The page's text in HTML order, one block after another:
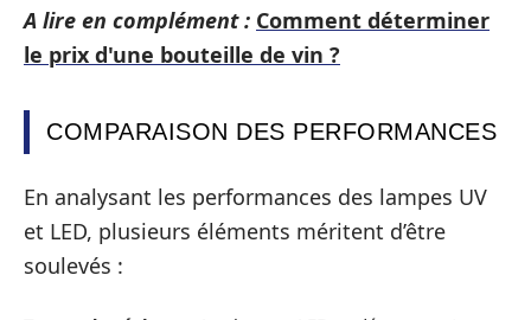
A lire en complément : Comment déterminer
le prix d'une bouteille de vin ?
COMPARAISON DES PERFORMANCES
En analysant les performances des lampes UV
et LED, plusieurs éléments méritent d’être
soulevés :